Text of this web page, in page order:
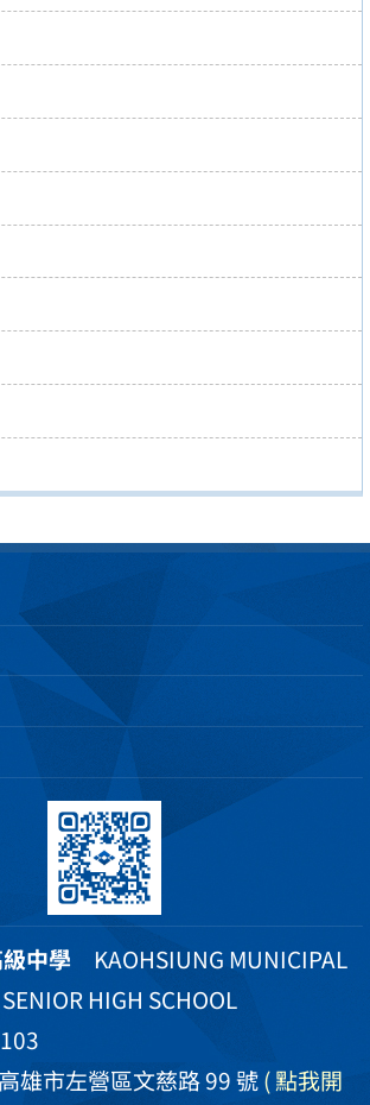
中學 KAOHSIUNG MUNICIPAL
HIGH SCHOOL
雄市左營區文慈路 99 號( 點我開